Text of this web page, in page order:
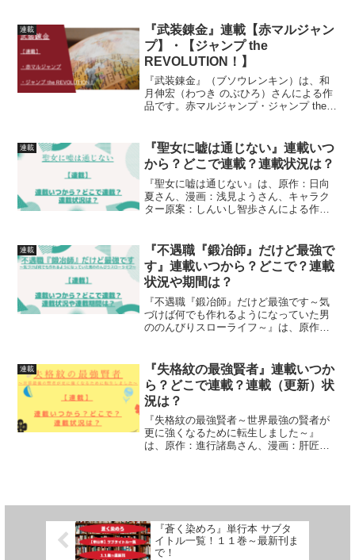
す
連載
『武装錬金』連載【赤マルジャン
プ】・【ジャンプ the
REVOLUTION！】
『武装錬金』（ブソウレンキン）は、和
月伸宏（わつき のぶひろ）さんによる作
品です。赤マルジャンプ・ジャンプ the
連載
『聖女に嘘は通じない』連載いつ
から？どこで連載？連載状況は？
『聖女に嘘は通じない』は、原作：日向
夏さん、漫画：浅見ようさん、キャラク
ター原案：しんいし智歩さんによる作品
連載開始号、連載状況について詳しく紹
介しています
連載
『不遇職『鍛冶師』だけど最強で
す』連載いつから？どこで？連載
状況や期間は？
『不遇職『鍛冶師』だけど最強です～気
づけば何でも作れるようになっていた男
ののんびりスローライフ～』は、原作：
品です。漫画の連載がいつからはじまっ
ているのか、どこで連載さ...
連載
『失格紋の最強賢者』連載いつか
ら？どこで連載？連載（更新）状
況は？
『失格紋の最強賢者～世界最強の賢者が
更に強くなるために転生しました～』
は、原作：進行諸島さん、漫画：肝匠＆
『蒼く染めろ』単行本 サブタ
イトル一覧！１１巻～最新刊ま
で！